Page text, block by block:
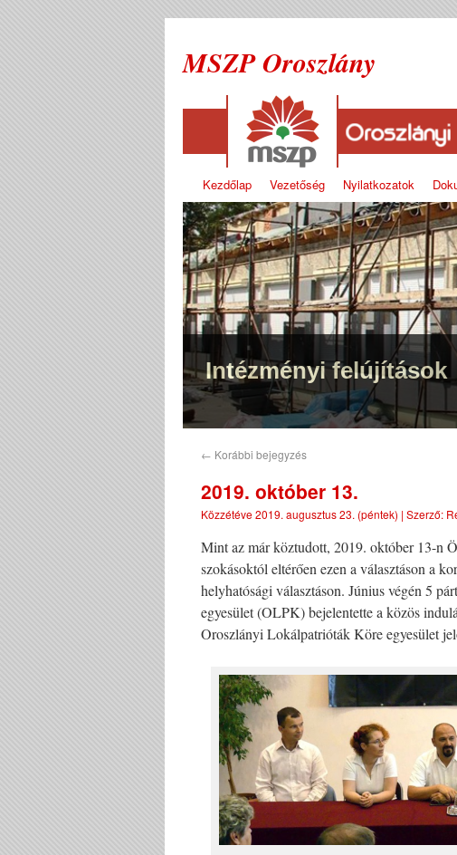
MSZP Oroszlány
Kezdőlap Vezetőség Nyilatkozatok
Intézményi felújítások
← Korábbi bejegyzés
2019. október 13.
Közzétéve2019. augusztus 23. (péntek) | Szerző:
Mint az már köztudott, 2019. október 13-n
szokásoktól eltérően ezen a választáson a
helyhatósági választáson. Június végén 5
egyesület (OLPK) bejelentette a közös
Oroszlányi Lokálpatrióták Köre egyesület